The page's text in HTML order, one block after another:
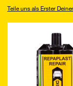
Teile uns als Erster